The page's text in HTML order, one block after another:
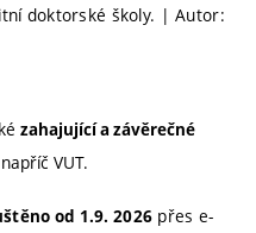
doktorské školy. | Autor:
zahajující a závěrečné
napříč VUT.
od 1.9. 2026 přes e-